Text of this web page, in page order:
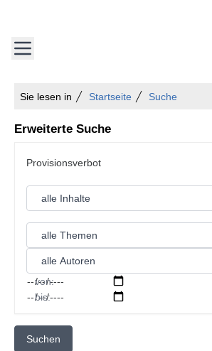
Sie lesen in Startseite Suche
Erweiterte Suche
von:
bis:
Suchen